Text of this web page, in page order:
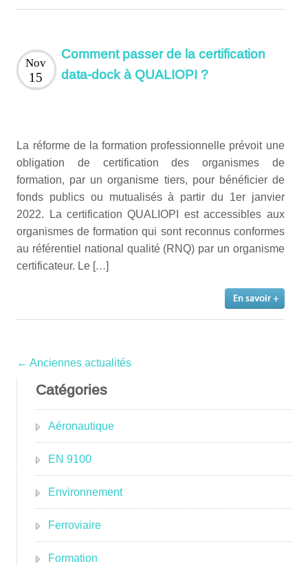
Comment passer de la certification
data-dock à QUALIOPI ?
Nov
15
La réforme de la formation professionnelle prévoit une
obligation de certification des organismes de
formation, par un organisme tiers, pour bénéficier de
fonds publics ou mutualisés à partir du 1er janvier
2022. La certification QUALIOPI est accessibles aux
organismes de formation qui sont reconnus conformes
au référentiel national qualité (RNQ) par un organisme
certificateur. Le […]
← Anciennes actualités
Catégories
Aéronautique
EN 9100
Environnement
Ferroviaire
Formation